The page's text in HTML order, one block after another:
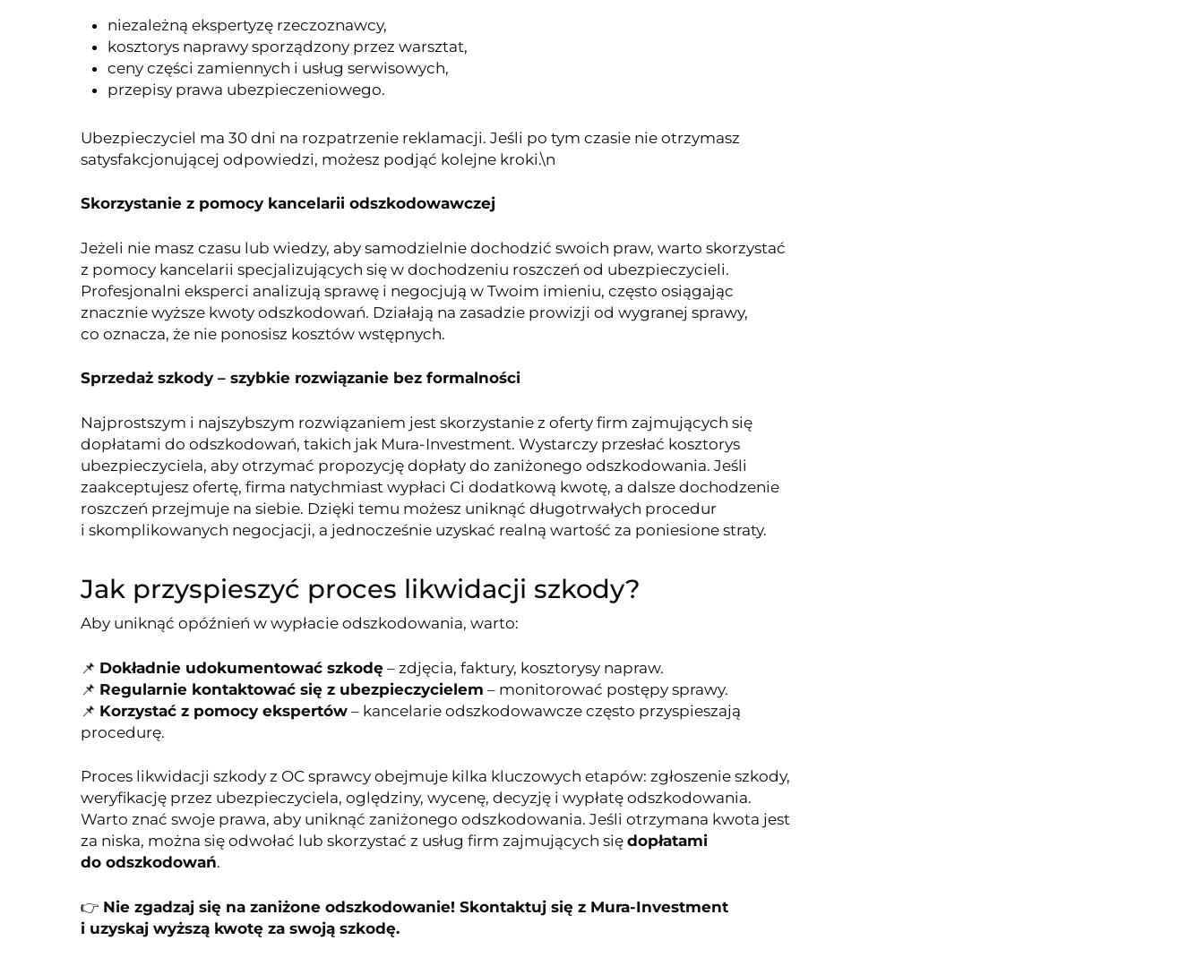
niezależną ekspertyzę rzeczoznawcy,
kosztorys naprawy sporządzony przez warsztat,
ceny części zamiennych i usług serwisowych,
przepisy prawa ubezpieczeniowego.
Ubezpieczyciel ma 30 dni na rozpatrzenie reklamacji. Jeśli po tym czasie nie otrzymasz
satysfakcjonującej odpowiedzi, możesz podjąć kolejne kroki.\n
Skorzystanie z pomocy kancelarii odszkodowawczej
Jeżeli nie masz czasu lub wiedzy, aby samodzielnie dochodzić swoich praw, warto skorzystać
z pomocy kancelarii specjalizujących się w dochodzeniu roszczeń od ubezpieczycieli.
Profesjonalni eksperci analizują sprawę i negocjują w Twoim imieniu, często osiągając
znacznie wyższe kwoty odszkodowań. Działają na zasadzie prowizji od wygranej sprawy,
co oznacza, że nie ponosisz kosztów wstępnych.
Sprzedaż szkody – szybkie rozwiązanie bez formalności
Najprostszym i najszybszym rozwiązaniem jest skorzystanie z oferty firm zajmujących się
dopłatami do odszkodowań, takich jak Mura-Investment. Wystarczy przesłać kosztorys
ubezpieczyciela, aby otrzymać propozycję dopłaty do zaniżonego odszkodowania. Jeśli
zaakceptujesz ofertę, firma natychmiast wypłaci Ci dodatkową kwotę, a dalsze dochodzenie
roszczeń przejmuje na siebie. Dzięki temu możesz uniknąć długotrwałych procedur
i skomplikowanych negocjacji, a jednocześnie uzyskać realną wartość za poniesione straty.
Jak przyspieszyć proces likwidacji szkody?
Aby uniknąć opóźnień w wypłacie odszkodowania, warto:
📌 Dokładnie udokumentować szkodę – zdjęcia, faktury, kosztorysy napraw.
📌 Regularnie kontaktować się z ubezpieczycielem – monitorować postępy sprawy.
📌 Korzystać z pomocy ekspertów – kancelarie odszkodowawcze często przyspieszają
procedurę.
Proces likwidacji szkody z OC sprawcy obejmuje kilka kluczowych etapów: zgłoszenie szkody,
weryfikację przez ubezpieczyciela, oględziny, wycenę, decyzję i wypłatę odszkodowania.
Warto znać swoje prawa, aby uniknąć zaniżonego odszkodowania. Jeśli otrzymana kwota jest
za niska, można się odwołać lub skorzystać z usług firm zajmujących się dopłatami
do odszkodowań.
👉 Nie zgadzaj się na zaniżone odszkodowanie! Skontaktuj się z Mura-Investment
i uzyskaj wyższą kwotę za swoją szkodę.